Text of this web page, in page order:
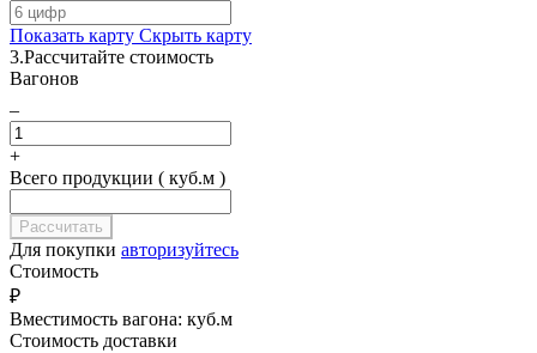
Показать карту Скрыть карту
3.Рассчитайте стоимость
Вагонов
–
+
Всего продукции ( куб.м )
Для покупки авторизуйтесь
Стоимость
₽
Вместимость вагона: куб.м
Стоимость доставки